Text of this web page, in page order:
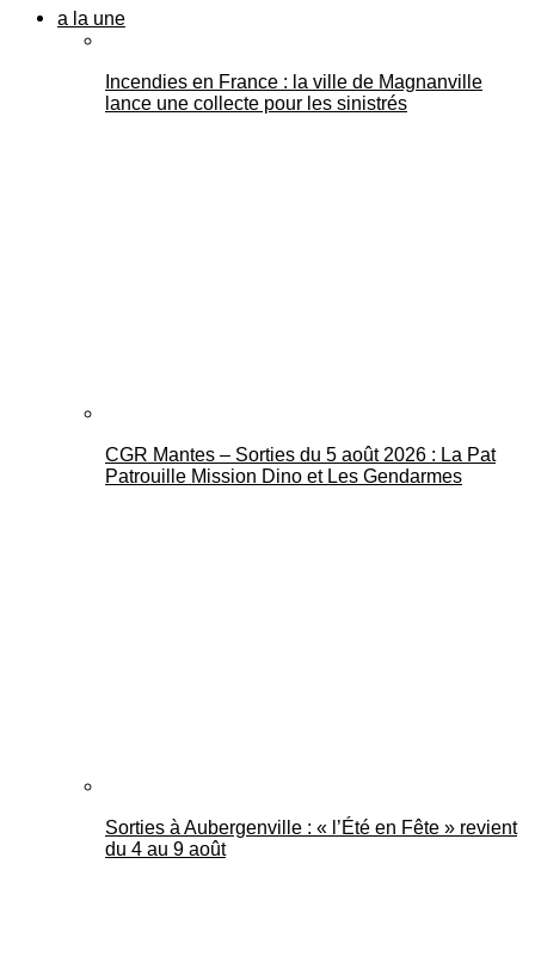
a la une
Incendies en France : la ville de Magnanville
lance une collecte pour les sinistrés
CGR Mantes – Sorties du 5 août 2026 : La Pat
Patrouille Mission Dino et Les Gendarmes
Sorties à Aubergenville : « l’Été en Fête » revient
du 4 au 9 août